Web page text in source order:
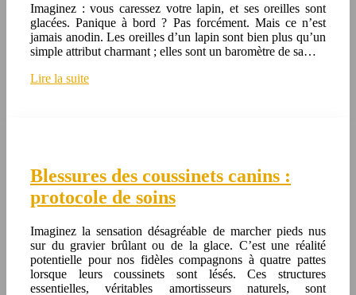
Imaginez : vous caressez votre lapin, et ses oreilles sont
glacées. Panique à bord ? Pas forcément. Mais ce n’est
jamais anodin. Les oreilles d’un lapin sont bien plus qu’un
simple attribut charmant ; elles sont un baromètre de sa…
Lire la suite
Blessures des coussinets canins :
protocole de soins
Imaginez la sensation désagréable de marcher pieds nus
sur du gravier brûlant ou de la glace. C’est une réalité
potentielle pour nos fidèles compagnons à quatre pattes
lorsque leurs coussinets sont lésés. Ces structures
essentielles, véritables amortisseurs naturels, sont